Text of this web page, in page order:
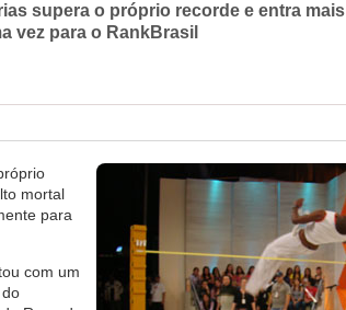
supera o próprio recorde e entra mais
vez para o RankBrasil
mortal
para
com um